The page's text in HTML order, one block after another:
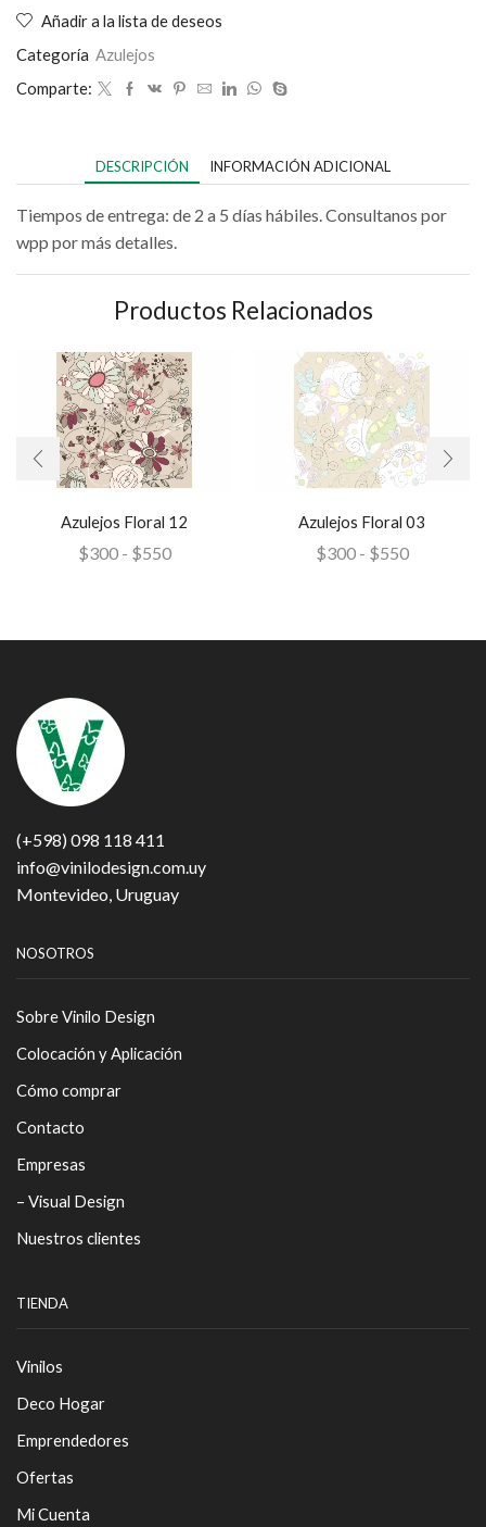
Añadir a la lista de deseos
Categoría Azulejos
Comparte:
DESCRIPCIÓN INFORMACIÓN ADICIONAL
Tiempos de entrega: de 2 a 5 días hábiles. Consultanos por
wpp por más detalles.
Productos Relacionados
Azulejos Floral 12
$300 - $550
Azulejos Floral 03
$300 - $550
(+598) 098 118 411
info@vinilodesign.com.uy
Montevideo, Uruguay
NOSOTROS
Sobre Vinilo Design
Colocación y Aplicación
Cómo comprar
Contacto
Empresas
– Visual Design
Nuestros clientes
TIENDA
Vinilos
Deco Hogar
Emprendedores
Ofertas
Mi Cuenta